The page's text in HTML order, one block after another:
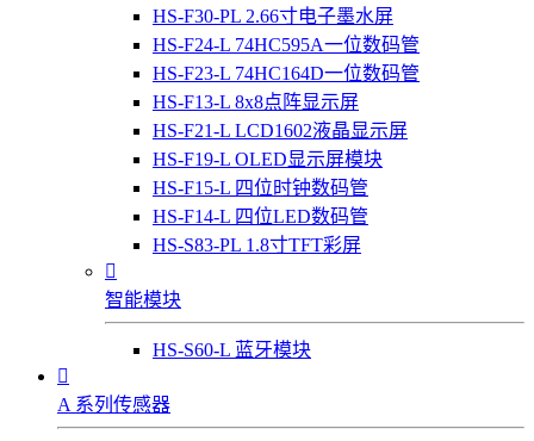
HS-F30-PL 2.66寸电子墨水屏
HS-F24-L 74HC595A一位数码管
HS-F23-L 74HC164D一位数码管
HS-F13-L 8x8点阵显示屏
HS-F21-L LCD1602液晶显示屏
HS-F19-L OLED显示屏模块
HS-F15-L 四位时钟数码管
HS-F14-L 四位LED数码管
HS-S83-PL 1.8寸TFT彩屏

智能模块
HS-S60-L 蓝牙模块

A 系列传感器